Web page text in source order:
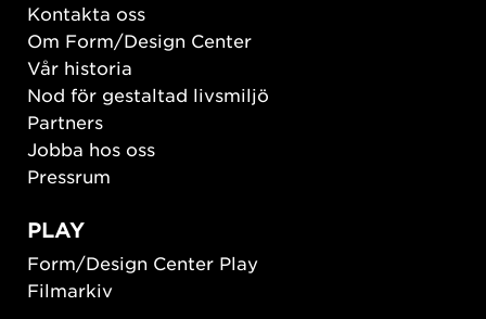
Kontakta oss
Om Form/Design Center
Vår historia
Nod för gestaltad livsmiljö
Partners
Jobba hos oss
Pressrum
PLAY
Form/Design Center Play
Filmarkiv